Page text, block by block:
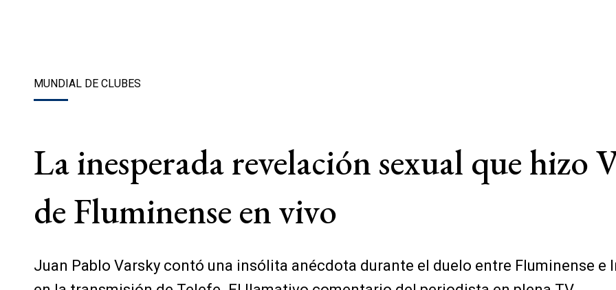
MUNDIAL DE CLUBES
La inesperada revelación sexual que hizo
de Fluminense en vivo
Juan Pablo Varsky contó una insólita anécdota durante el duelo entre Fluminense e